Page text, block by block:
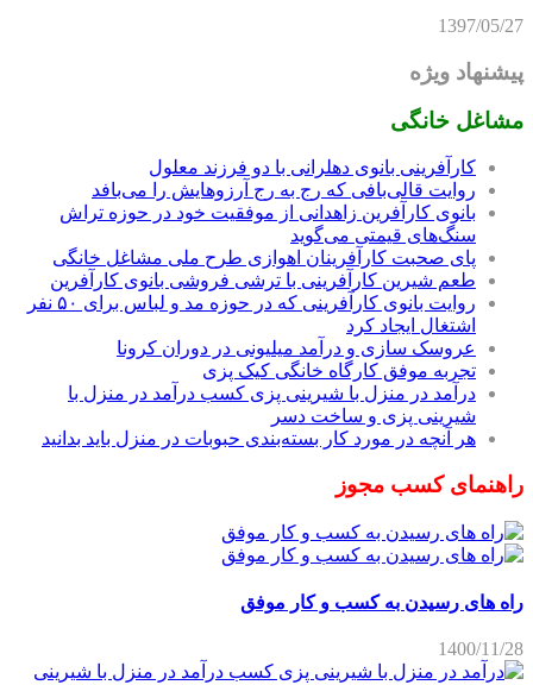
1397/05/27
پیشنهاد ویژه
مشاغل خانگی
کارآفرینی بانوی دهلرانی با دو فرزند معلول
روایت قالی‌بافی که رج به رج آرزوهایش را می‌بافد
بانوی کارآفرین زاهدانی از موفقیت خود در حوزه تراش
سنگ‌های قیمتی می‌گوید
پای صحبت کارآفرینان اهوازی طرح ملی مشاغل خانگی
طعم شیرین کارآفرینی با ترشی فروشی بانوی کارآفرین
روایت بانوی کارآفرینی که در حوزه مد و لباس برای ۵۰ نفر
اشتغال ایجاد کرد
عروسک سازی و درآمد میلیونی در دوران کرونا
تجربه موفق کارگاه خانگی کیک پزی
درآمد در منزل با شیرینی پزی کسب درآمد در منزل با
شیرینی پزی و ساخت دسر
هر آنچه در مورد کار بسته‌بندی حبوبات در منزل باید بدانید
راهنمای کسب مجوز
راه های رسیدن به کسب و کار موفق
1400/11/28